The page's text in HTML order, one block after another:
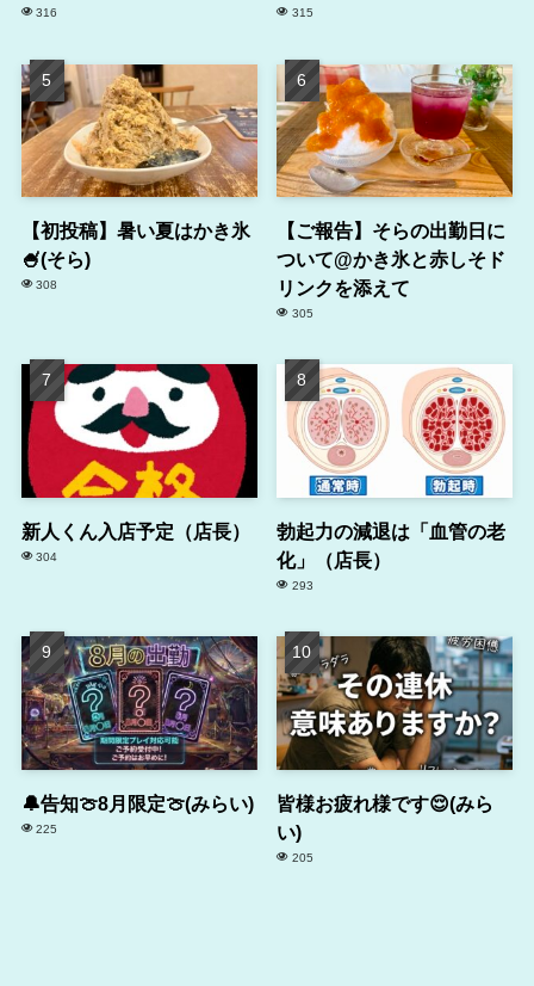
316 315
【初投稿】暑い夏はかき氷
🍧(そら)
308
【ご報告】そらの出勤日に
ついて@かき氷と赤しそド
リンクを添えて
305
新人くん入店予定（店長）
304
勃起力の減退は「血管の老
化」（店長）
293
🔔告知🍈8月限定🍈(みらい)
225
皆様お疲れ様です😌(みら
い)
205